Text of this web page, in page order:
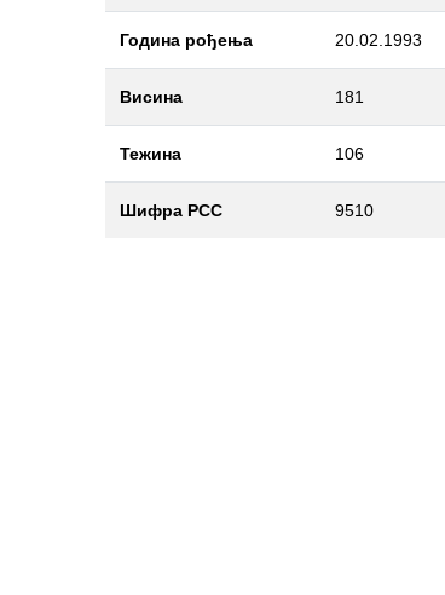
Година рођења 20.02.1993
Висина 181
Тежина 106
Шифра РСС 9510